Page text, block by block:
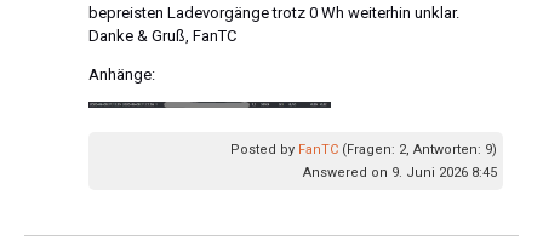
bepreisten Ladevorgänge trotz 0 Wh weiterhin unklar.
Danke & Gruß, FanTC
Anhänge:
Posted by FanTC (Fragen: 2, Antworten: 9)
Answered on 9. Juni 2026 8:45